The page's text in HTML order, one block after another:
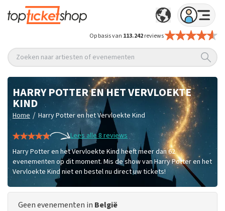
Op basis van 113.242reviews
Zoeken naar artiesten of evenementen
HARRY POTTER EN HET VERVLOEKTE
KIND
Home / Harry Potter en het Vervloekte Kind
Lees alle 8 reviews
Harry Potter en het Vervloekte Kind heeft meer dan 62
evenementen op dit moment. Mis de show van Harry Potter en het
Vervloekte Kind niet en bestel nu direct uw tickets!
Geen evenementen in België